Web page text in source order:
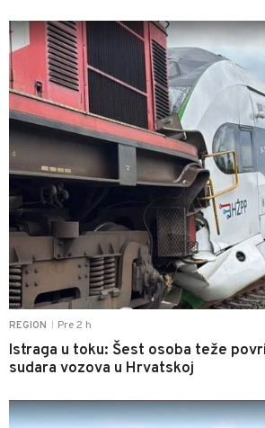
REGION Pre 2 h
Istraga u toku: Šest osoba teže
sudara vozova u Hrvatskoj